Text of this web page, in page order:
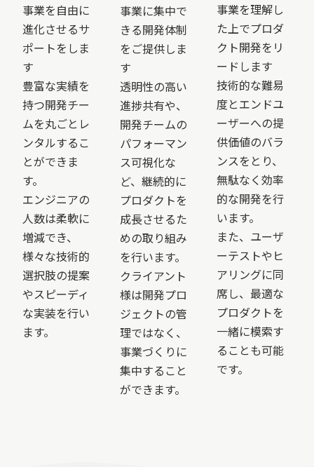
事業を自由に
進化させるサ
ポートをしま
す
豊富な実績を
持つ開発チー
ムを丸ごとレ
ンタルするこ
とができま
す。
エンジニアの
人数は柔軟に
増減でき、
様々な技術的
選択肢の提案
やスピーディ
な実装を行い
ます。
事業に集中で
きる開発体制
を ご提供しま
す
透明性の高い
進捗共有や、
開発チームの
パフォーマン
ス可視化な
ど、継続的に
プロダクトを
成長させるた
めの取り組み
を行います。
クライアント
様は開発プロ
ジェクトの管
理ではなく、
事業づくりに
集中すること
ができます。
事業を理解し
た上でプロダ
クト開発を リ
ードします
技術的な難易
度とエンドユ
ーザーへの提
供価値のバラ
ンスをとり、
無駄なく効率
的な開発を行
います。
また、ユーザ
ーテストやヒ
アリングに同
席し、最適な
プロダクトを
一緒に模索す
ることも可能
です。